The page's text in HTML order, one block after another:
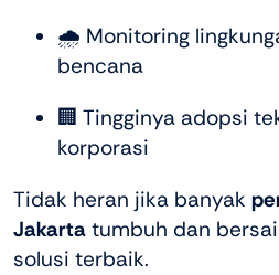
🌧️ Monitoring
bencana
🏢 Tingginya adopsi
korporasi
Tidak heran jika banyak
Jakarta tumbuh dan
solusi terbaik.